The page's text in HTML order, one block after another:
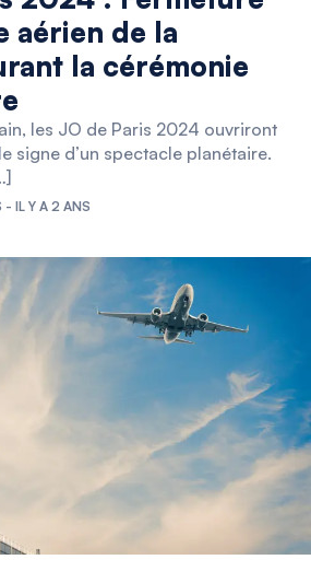
aérien de la
la cérémonie
les JO de Paris 2024 ouvriront
signe d’un spectacle planétaire.
- IL Y A 2 ANS